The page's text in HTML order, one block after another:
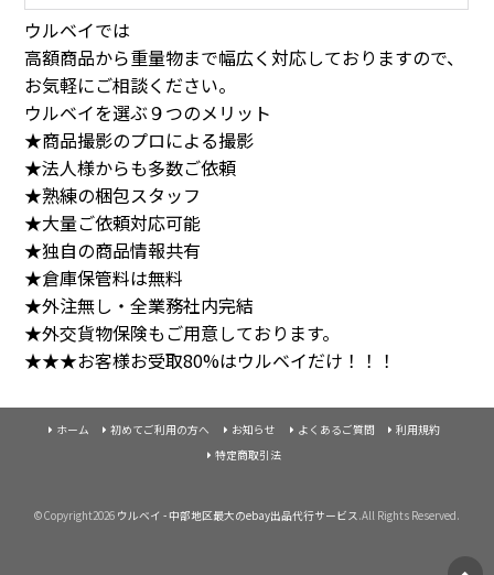
ウルベイでは
高額商品から重量物まで幅広く対応しておりますので、
お気軽にご相談ください。
ウルベイを選ぶ９つのメリット
★商品撮影のプロによる撮影
★法人様からも多数ご依頼
★熟練の梱包スタッフ
★大量ご依頼対応可能
★独自の商品情報共有
★倉庫保管料は無料
★外注無し・全業務社内完結
★外交貨物保険もご用意しております。
★★★お客様お受取80%はウルベイだけ！！！
ホーム 初めてご利用の方へ お知らせ よくあるご質問
利用規約
特定商取引法
©Copyright2026 ウルベイ - 中部地区最大のebay出品代行サービス .All Rights Reserved.